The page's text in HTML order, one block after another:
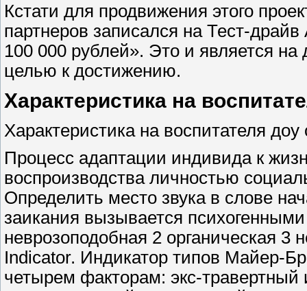
Кстати для продвижения этого
партнеров записался на Тест-
100 000 рублей». Это и является
целью к достижению.
Характеристика на
Характеристика на воспитателя доу
Процесс адаптации индивида к
воспроизводства личностью
Определить место звука в слове
заикания вызывается
неврозоподобная 2 органическая 3
Indicator. Индикатор типов Майер-
четырем факторам: экс-